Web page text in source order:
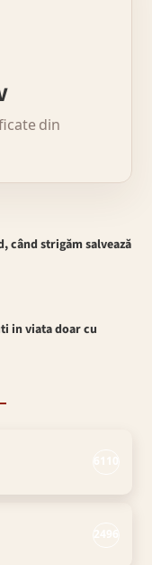
din
când strigăm salvează
in viata doar cu